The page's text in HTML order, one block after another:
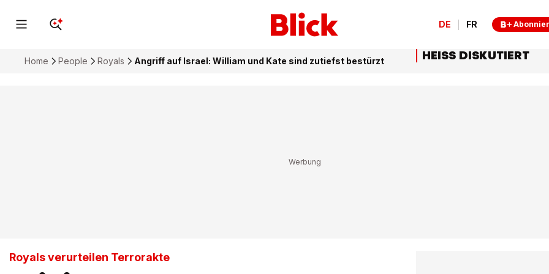
DE FR
Home People Royals Angriff auf Israel: William und Kate sind zutiefst bestürzt
Royals verurteilen Terrorakte
HEISS DISKUTIERT